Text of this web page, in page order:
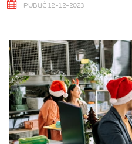
PUBLIÉ 12-12-2023